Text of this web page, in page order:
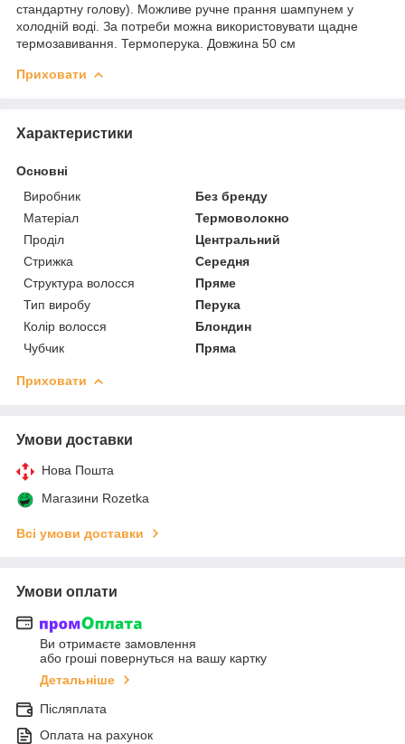
стандартну голову). Можливе ручне прання шампунем у
холодній воді. За потреби можна використовувати щадне
термозавивання. Термоперука. Довжина 50 см
Приховати
Характеристики
Основні
Виробник
Без бренду
Матеріал
Термоволокно
Проділ
Центральний
Стрижка
Середня
Структура волосся
Пряме
Тип виробу
Перука
Колір волосся
Блондин
Чубчик
Пряма
Приховати
Умови доставки
Нова Пошта
Магазини Rozetka
Всі умови доставки
Умови оплати
Ви отримаєте замовлення
або гроші повернуться на вашу картку
Детальніше
Післяплата
Оплата на рахунок